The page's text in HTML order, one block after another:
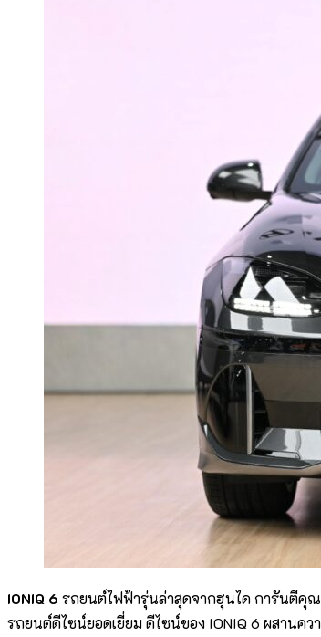
IONIQ 6 รถยนต์ไฟฟ้ารุ่นล่าสุดจากฮุนได การันตีคุณ
รถยนต์ดีไซน์ยอดเยี่ยม ดีไซน์ของ IONIQ 6 ผสานค